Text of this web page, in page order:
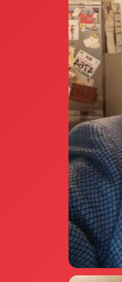
Annunci